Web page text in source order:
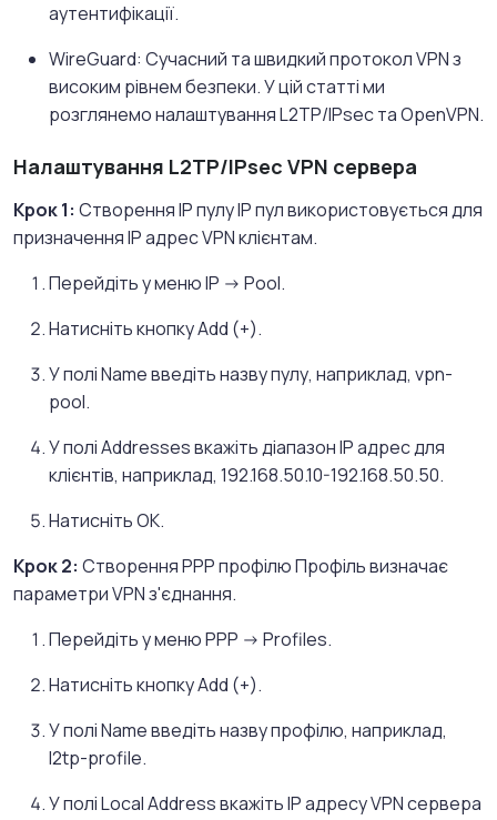
аутентифікації.
WireGuard: Сучасний та швидкий протокол VPN з
високим рівнем безпеки. У цій статті ми
розглянемо налаштування L2TP/IPsec та OpenVPN.
Налаштування L2TP/IPsec VPN сервера
Крок 1: Створення IP пулу IP пул використовується для
призначення IP адрес VPN клієнтам.
Перейдіть у меню IP -> Pool.
Натисніть кнопку Add (+).
У полі Name введіть назву пулу, наприклад, vpn-
pool.
У полі Addresses вкажіть діапазон IP адрес для
клієнтів, наприклад, 192.168.50.10-192.168.50.50.
Натисніть OK.
Крок 2: Створення PPP профілю Профіль визначає
параметри VPN з'єднання.
Перейдіть у меню PPP -> Profiles.
Натисніть кнопку Add (+).
У полі Name введіть назву профілю, наприклад,
l2tp-profile.
У полі Local Address вкажіть IP адресу VPN сервера